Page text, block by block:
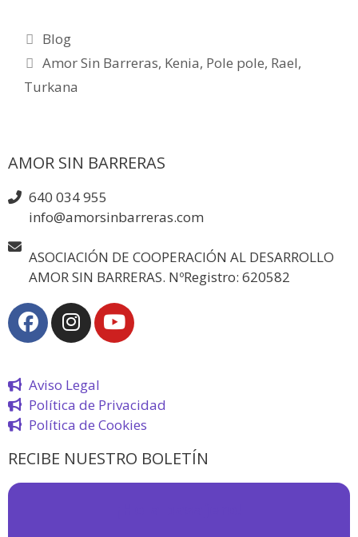
Blog
Amor Sin Barreras, Kenia, Pole pole, Rael,
Turkana
AMOR SIN BARRERAS
640 034 955
info@amorsinbarreras.com
ASOCIACIÓN DE COOPERACIÓN AL DESARROLLO
AMOR SIN BARRERAS. NºRegistro: 620582
Aviso Legal
Política de Privacidad
Política de Cookies
RECIBE NUESTRO BOLETÍN